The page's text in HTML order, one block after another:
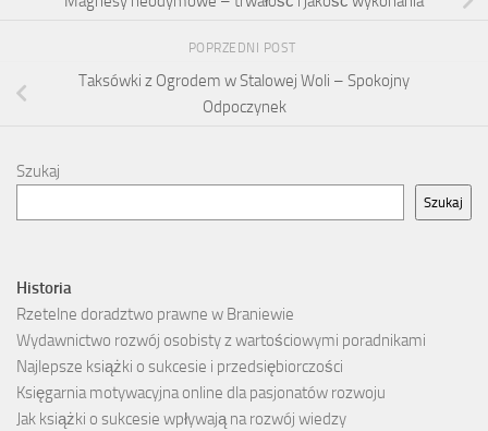
POPRZEDNI POST
Taksówki z Ogrodem w Stalowej Woli – Spokojny
Odpoczynek
Szukaj
Szukaj
Historia
Rzetelne doradztwo prawne w Braniewie
Wydawnictwo rozwój osobisty z wartościowymi poradnikami
Najlepsze książki o sukcesie i przedsiębiorczości
Księgarnia motywacyjna online dla pasjonatów rozwoju
Jak książki o sukcesie wpływają na rozwój wiedzy